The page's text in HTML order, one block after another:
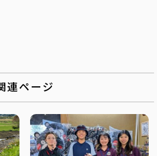
連ページ